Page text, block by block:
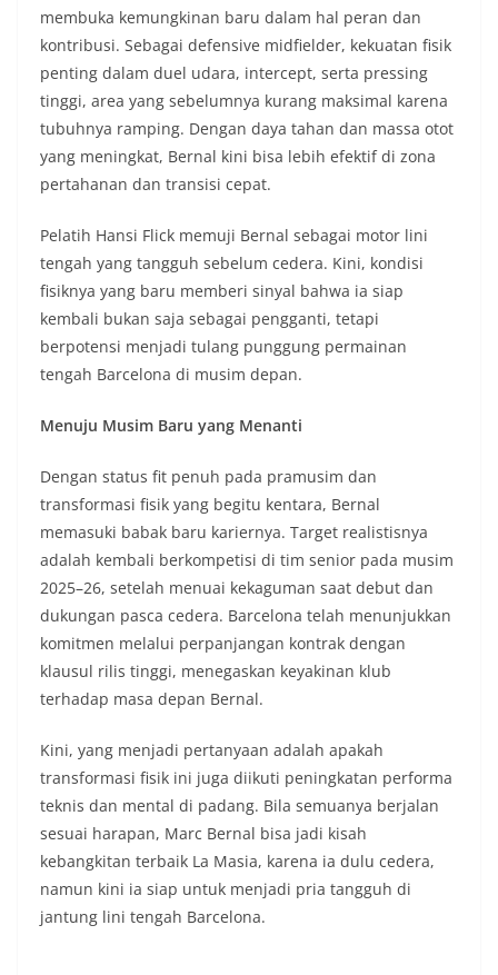
membuka kemungkinan baru dalam hal peran dan
kontribusi. Sebagai defensive midfielder, kekuatan fisik
penting dalam duel udara, intercept, serta pressing
tinggi, area yang sebelumnya kurang maksimal karena
tubuhnya ramping. Dengan daya tahan dan massa otot
yang meningkat, Bernal kini bisa lebih efektif di zona
pertahanan dan transisi cepat.
Pelatih Hansi Flick memuji Bernal sebagai motor lini
tengah yang tangguh sebelum cedera. Kini, kondisi
fisiknya yang baru memberi sinyal bahwa ia siap
kembali bukan saja sebagai pengganti, tetapi
berpotensi menjadi tulang punggung permainan
tengah Barcelona di musim depan.
Menuju Musim Baru yang Menanti
Dengan status fit penuh pada pramusim dan
transformasi fisik yang begitu kentara, Bernal
memasuki babak baru kariernya. Target realistisnya
adalah kembali berkompetisi di tim senior pada musim
2025–26, setelah menuai kekaguman saat debut dan
dukungan pasca cedera. Barcelona telah menunjukkan
komitmen melalui perpanjangan kontrak dengan
klausul rilis tinggi, menegaskan keyakinan klub
terhadap masa depan Bernal.
Kini, yang menjadi pertanyaan adalah apakah
transformasi fisik ini juga diikuti peningkatan performa
teknis dan mental di padang. Bila semuanya berjalan
sesuai harapan, Marc Bernal bisa jadi kisah
kebangkitan terbaik La Masia, karena ia dulu cedera,
namun kini ia siap untuk menjadi pria tangguh di
jantung lini tengah Barcelona.